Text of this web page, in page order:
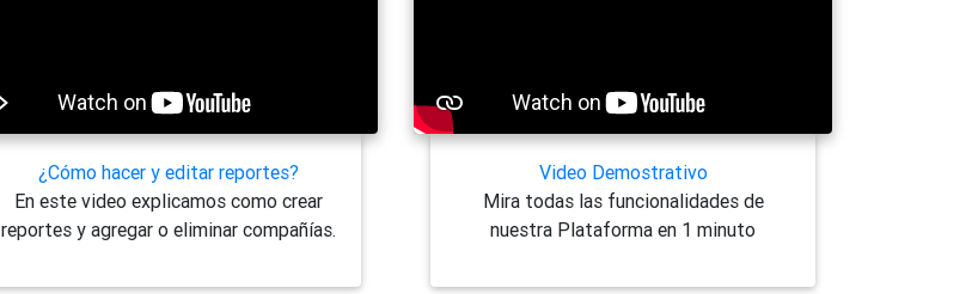
¿Cómo hacer y editar reportes?
En este video explicamos como crear
reportes y agregar o eliminar compañías.
Video Demostrativo
Mira todas las funcionalidades de
nuestra Plataforma en 1 minuto